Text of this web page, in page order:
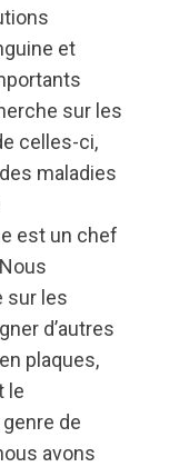
et
sur les
celles-ci,
maladies
est un chef
sur les
d’autres
plaques,
le
de
avons